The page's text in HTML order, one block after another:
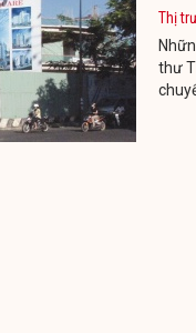
Thị
thư